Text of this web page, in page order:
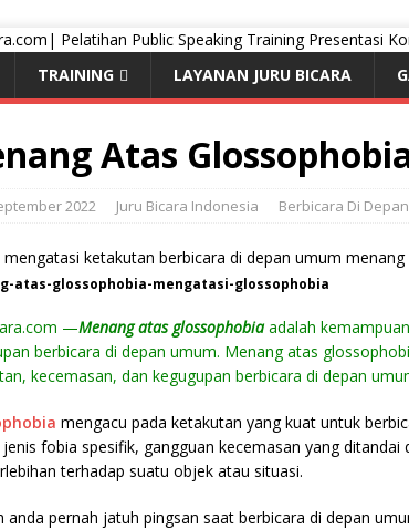
TRAINING LAYANAN JURU BICARA
Atas
2022 Juru Bicara Indonesia Berbicara Di
atas-glossophobia-mengatasi-glossophobia
—Menang atas glossophobiaadalah
berbicara di depan umum. Menang atas
kecemasan, dan kegugupan berbicara di depan
mengacu pada ketakutan yang kuat untuk
fobia spesifik, gangguan kecemasan yang
terhadap suatu objek atau situasi.
anda pernah jatuh pingsan saat berbicara di depan